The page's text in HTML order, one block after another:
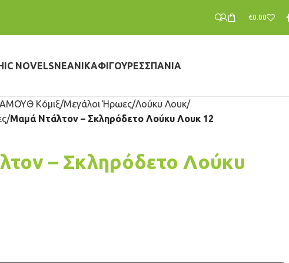
€0.00
NOVELSΝΕΑΝΙΚΆΦΙΓΟΎΡΕΣΣΠΆΝΙΑ
Κόμιξ Μεγάλοι Ήρωες Λούκυ Λουκ
Μαμά Ντάλτον – Σκληρόδετο Λούκυ Λουκ 12
– Σκληρόδετο Λούκυ